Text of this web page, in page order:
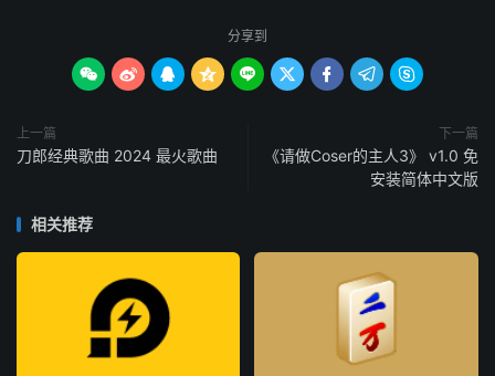
分享到
        
上一篇
刀郎经典歌曲 2024 最火歌曲
下一篇
《请做Coser的主人3》 v1.0 免
安装简体中文版
相关推荐